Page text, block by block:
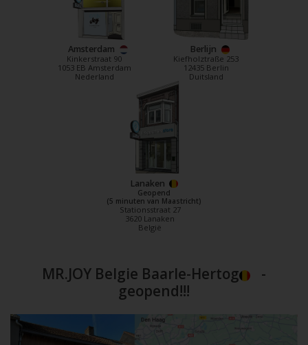
Amsterdam
Kinkerstraat 90
1053 EB Amsterdam
Nederland
Berlijn
Kiefholztraße 253
12435 Berlin
Duitsland
Lanaken
Geopend
(5 minuten van Maastricht)
Stationsstraat 27
3620 Lanaken
België
MR.JOY Belgie Baarle-Hertog
-
geopend!!!